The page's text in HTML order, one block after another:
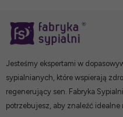
Jesteśmy ekspertami w
sypialnianych, które wspierają
regenerujący sen. Fabryka
potrzebujesz, aby znaleźć idealne